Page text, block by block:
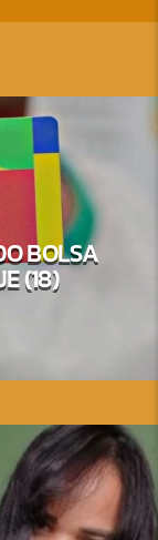
BOLSA
(18)